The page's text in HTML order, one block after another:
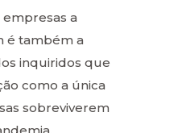
a
é também a
inquiridos que
como a única
sobreviverem